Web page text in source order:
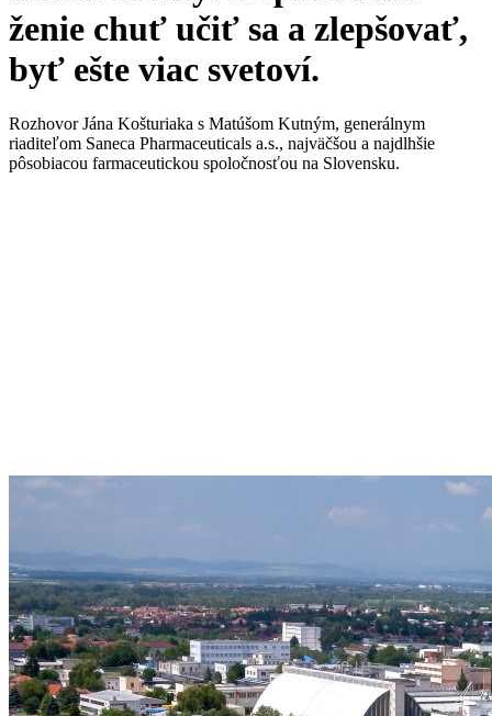
ženie chuť učiť sa a zlepšovať,
byť ešte viac svetoví.
Rozhovor Jána Košturiaka s Matúšom Kutným, generálnym
riaditeľom Saneca Pharmaceuticals a.s., najväčšou a najdlhšie
pôsobiacou farmaceutickou spoločnosťou na Slovensku.